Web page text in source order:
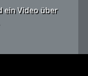
ein Video über